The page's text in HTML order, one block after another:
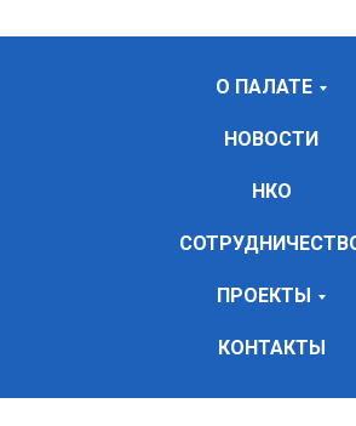
О ПАЛАТЕ
НОВОСТИ
НКО
ПРОЕКТЫ
КОНТАКТЫ